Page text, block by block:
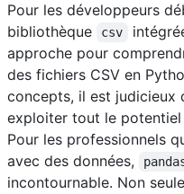
Pour les développeurs
bibliothèque
csv
approche pour
des fichiers CSV en
concepts, il est judicieux
exploiter tout le potentiel
Pour les professionnels
avec des données,
incontournable. Non